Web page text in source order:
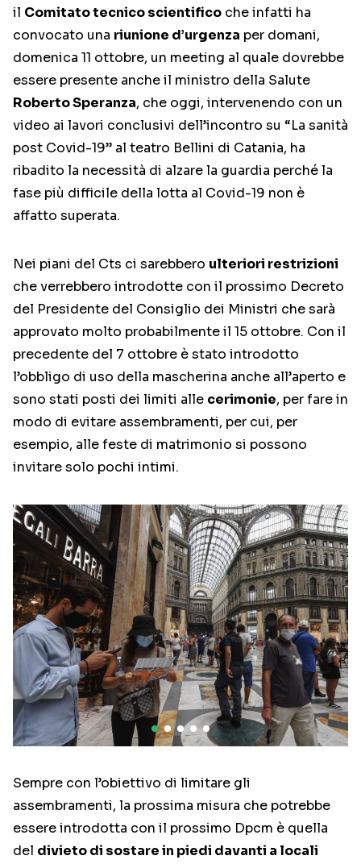
il Comitato tecnico scientifico che infatti ha
convocato una riunione d’urgenza per domani,
domenica 11 ottobre, un meeting al quale dovrebbe
essere presente anche il ministro della Salute
Roberto Speranza, che oggi, intervenendo con un
video ai lavori conclusivi dell’incontro su “La sanità
post Covid-19” al teatro Bellini di Catania, ha
ribadito la necessità di alzare la guardia perché la
fase più difficile della lotta al Covid-19 non è
affatto superata.
Nei piani del Cts ci sarebbero ulteriori restrizioni
che verrebbero introdotte con il prossimo Decreto
del Presidente del Consiglio dei Ministri che sarà
approvato molto probabilmente il 15 ottobre. Con il
precedente del 7 ottobre è stato introdotto
l’obbligo di uso della mascherina anche all’aperto e
sono stati posti dei limiti alle cerimonie, per fare in
modo di evitare assembramenti, per cui, per
esempio, alle feste di matrimonio si possono
invitare solo pochi intimi.
Sempre con l’obiettivo di limitare gli
assembramenti, la prossima misura che potrebbe
essere introdotta con il prossimo Dpcm è quella
del divieto di sostare in piedi davanti a locali